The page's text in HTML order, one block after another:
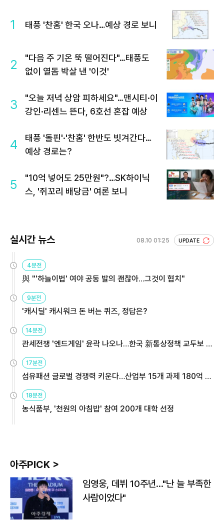
1 태풍 '찬홈' 한국 오나…예상 경로 보니
2
"다음 주 기온 뚝 떨어진다"…태풍도
없이 열돔 박살 낸 '이것'
3
"오늘 저녁 상암 피하세요"…맨시티·이
강인·리센느 뜬다, 6호선 혼잡 예상
4
태풍 '돌핀'·'찬홈' 한반도 빗겨간다…
예상 경로는?
5
"10억 넣어도 25만원"?…SK하이닉
스, '쥐꼬리 배당금' 여론 보니
실시간 뉴스 08.10 01:25 UPDATE
4분전
與 "'하늘이법' 여야 공동 발의 괜찮아…그것이 협치"
9분전
'캐시딜' 캐시워크 돈 버는 퀴즈, 정답은?
14분전
관세전쟁 '엔드게임' 윤곽 나오나…한국 新통상정책 교두보 활
용해야
17분전
섬유패션 글로벌 경쟁력 키운다…산업부 15개 과제 180억 지
원
18분전
농식품부, '천원의 아침밥' 참여 200개 대학 선정
아주PICK >
임영웅, 데뷔 10주년…"난 늘 부족한
사람이었다"